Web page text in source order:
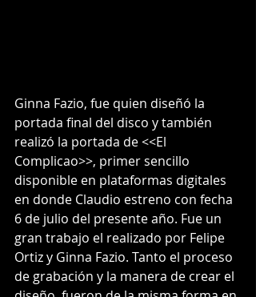
Ginna Fazio, fue quien diseñó la
portada final del disco y también
realizó la portada de <<El
Complicao>>, primer sencillo
disponible en plataformas digitales
en donde Claudio estreno con fecha
6 de julio del presente año. Fue un
gran trabajo el realizado por Felipe
Ortiz y Ginna Fazio. Tanto el proceso
de grabación y la manera de crear el